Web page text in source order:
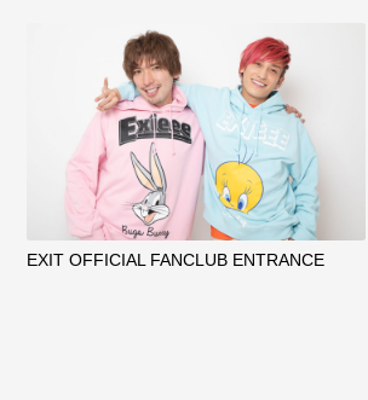
EXIT OFFICIAL FANCLUB ENTRANCE